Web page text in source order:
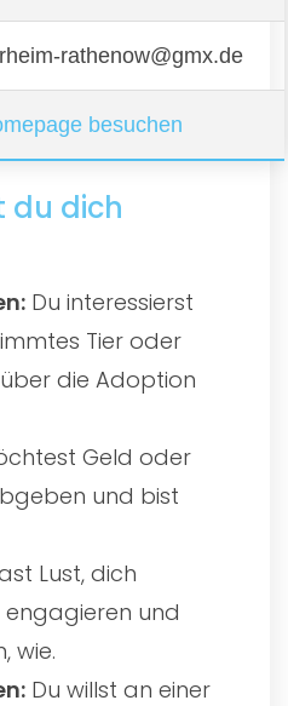
rathenow@gmx.de
besuchen
du dich
Du interessierst
Tier oder
die Adoption
Geld oder
und bist
Lust, dich
und
wie.
Du willst an einer